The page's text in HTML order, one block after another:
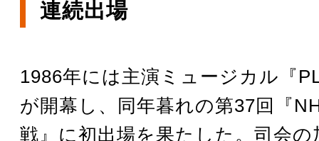
連続出場
1986年には主演ミュージカル『
が開幕し、同年暮れの第37回『
戦』に初出場を果たした。司会の